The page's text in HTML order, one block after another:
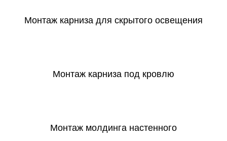
Монтаж карниза для скрытого освещения
Монтаж карниза под кровлю
Монтаж молдинга настенного